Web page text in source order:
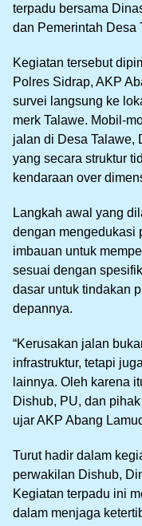
terpadu bersama
dan Pemerintah Desa
Kegiatan tersebut
Polres Sidrap, AKP
survei langsung ke
merk Talawe. Mobil-
jalan di Desa Talawe,
yang secara struktur
kendaraan over
Langkah awal yang
dengan mengedukasi
imbauan untuk
sesuai dengan
dasar untuk tindakan
depannya.
“Kerusakan jalan
infrastruktur, tetapi
lainnya. Oleh karena
Dishub, PU, dan
ujar AKP Abang
Turut hadir dalam
perwakilan Dishub,
Kegiatan terpadu ini
dalam menjaga